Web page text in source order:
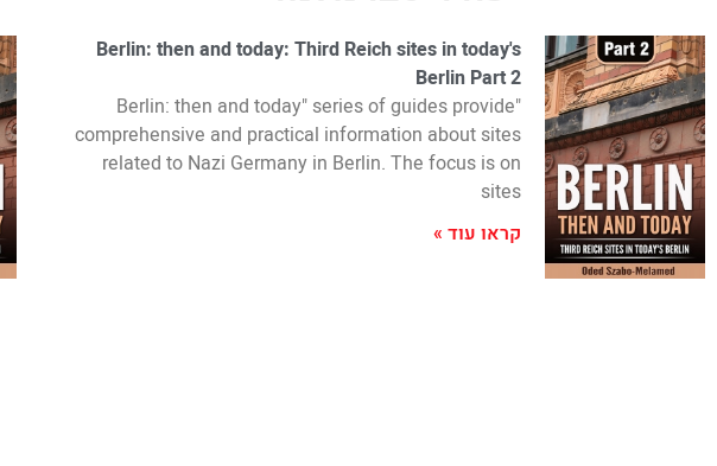
Berlin: then and today: Third Reich sites in today's
Berlin Part 2
"Berlin: then and today" series of guides provide
comprehensive and practical information about sites
related to Nazi Germany in Berlin. The focus is on
sites
קראו עוד »